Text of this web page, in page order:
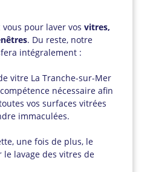
pour laver vos vitres,
. Du reste, notre
intégralement :
vitre La Tranche-sur-Mer
nécessaire afin
vos surfaces vitrées
immaculées.
une fois de plus, le
lavage des vitres de